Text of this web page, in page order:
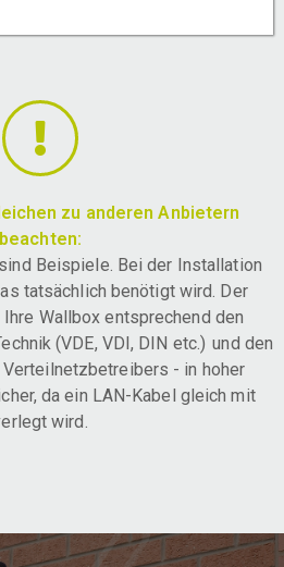
zu anderen Anbietern
beachten:
Beispiele. Bei der Installation
tatsächlich benötigt wird. Der
Wallbox entsprechend den
(VDE, VDI, DIN etc.) und den
Verteilnetzbetreibers - in hoher
da ein LAN-Kabel gleich mit
wird.